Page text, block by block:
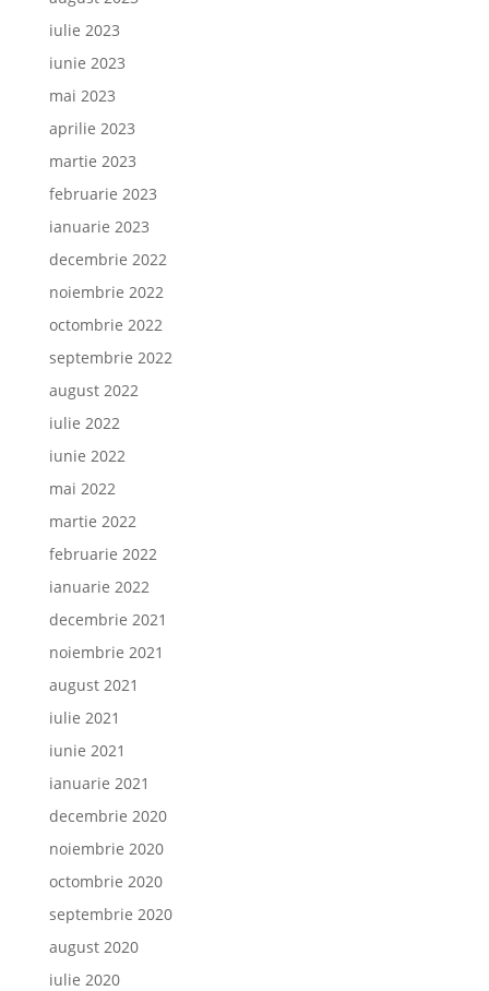
iulie 2023
iunie 2023
mai 2023
aprilie 2023
martie 2023
februarie 2023
ianuarie 2023
decembrie 2022
noiembrie 2022
octombrie 2022
septembrie 2022
august 2022
iulie 2022
iunie 2022
mai 2022
martie 2022
februarie 2022
ianuarie 2022
decembrie 2021
noiembrie 2021
august 2021
iulie 2021
iunie 2021
ianuarie 2021
decembrie 2020
noiembrie 2020
octombrie 2020
septembrie 2020
august 2020
iulie 2020